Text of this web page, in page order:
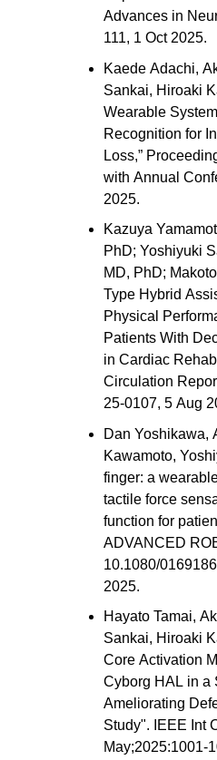
Advances in
111, 1 Oct 2025.
Kaede Adachi,
Sankai, Hiroaki
Wearable
Recognition for
Loss,”
with Annual
2025.
Kazuya
PhD; Yoshiyuki
MD, PhD;
Type Hybrid
Physical
Patients With
in Cardiac
Circulation
25-0107, 5 Aug
Dan Yoshikawa,
Kawamoto,
finger: a
tactile force
function for
ADVANCED
10.1080/
2025.
Hayato Tamai,
Sankai, Hiroaki
Core Activation
Cyborg HAL in a
Ameliorating
Study". IEEE Int
May;2025:1001-